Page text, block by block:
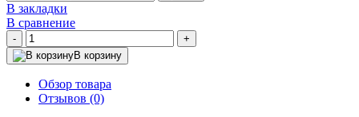
В закладки
В сравнение
-
+
В корзину
Обзор товара
Отзывов (0)